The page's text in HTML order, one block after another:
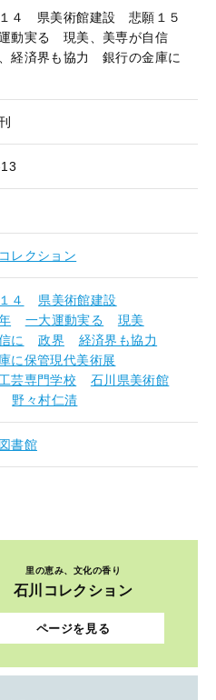
４ 県美術館建設 悲願１５
動実る 現美、美専が自信
経済界も協力 銀行の金庫に
レクション
４
県美術館建設
一大運動実る
現美
に
政界
経済界も協力
に保管現代美術展
芸専門学校
石川県美術館
野々村仁清
書館
里の恵み、文化の香り
石川コレクション
ページを見る